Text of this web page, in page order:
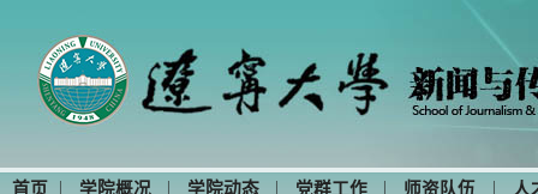
首页 | 学院概况 | 学院动态 | 党群工作 | 师资队伍 | 人